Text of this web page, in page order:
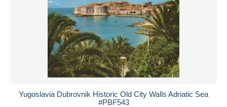
Yugoslavia Dubrovnik Historic Old City Walls Adriatic Sea
#PBF543